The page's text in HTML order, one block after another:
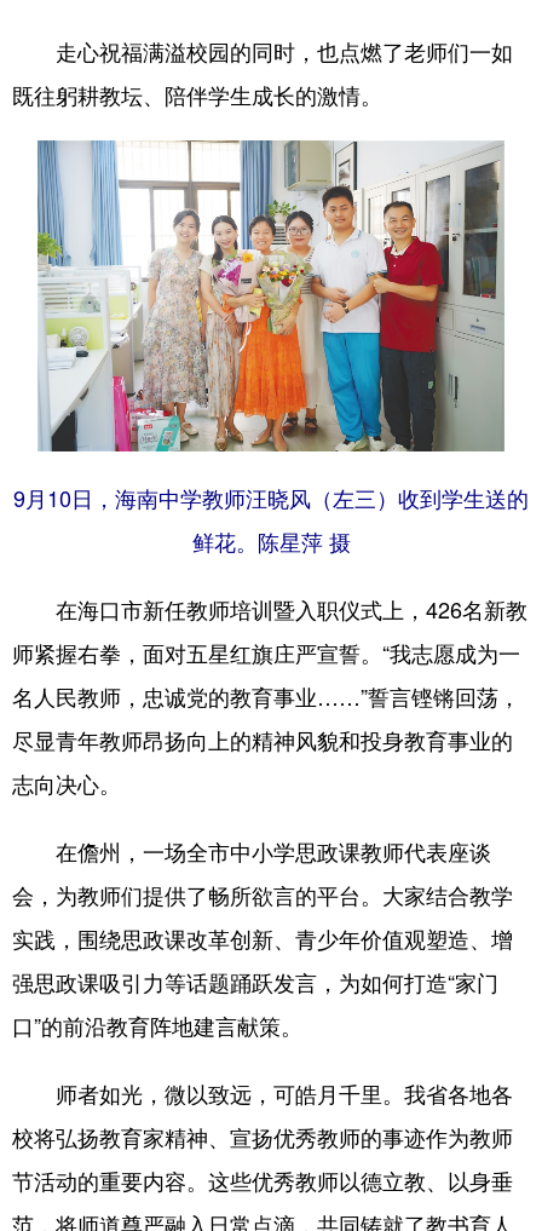
走心祝福满溢校园的同时，也点燃了老师们一如
既往躬耕教坛、陪伴学生成长的激情。
9月10日，海南中学教师汪晓风（左三）收到学生送的
鲜花。陈星萍 摄
在海口市新任教师培训暨入职仪式上，426名新教
师紧握右拳，面对五星红旗庄严宣誓。“我志愿成为一
名人民教师，忠诚党的教育事业……”誓言铿锵回荡，
尽显青年教师昂扬向上的精神风貌和投身教育事业的
志向决心。
在儋州，一场全市中小学思政课教师代表座谈
会，为教师们提供了畅所欲言的平台。大家结合教学
实践，围绕思政课改革创新、青少年价值观塑造、增
强思政课吸引力等话题踊跃发言，为如何打造“家门
口”的前沿教育阵地建言献策。
师者如光，微以致远，可皓月千里。我省各地各
校将弘扬教育家精神、宣扬优秀教师的事迹作为教师
节活动的重要内容。这些优秀教师以德立教、以身垂
范，将师道尊严融入日常点滴，共同铸就了教书育人